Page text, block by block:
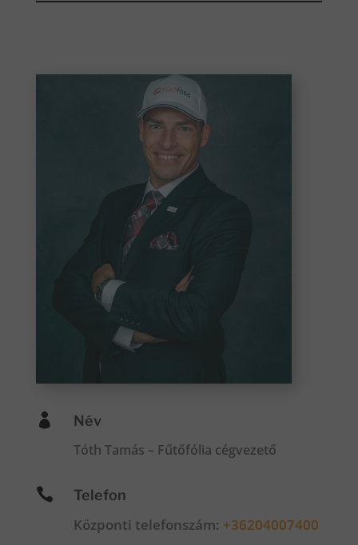
 Név
Tóth Tamás – Fűtőfólia cégvezető
 Telefon
Központi telefonszám: +36204007400